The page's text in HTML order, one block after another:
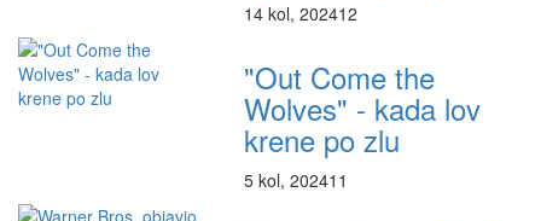
14 kol, 202412
"Out Come the
Wolves" - kada lov
krene po zlu
5 kol, 202411